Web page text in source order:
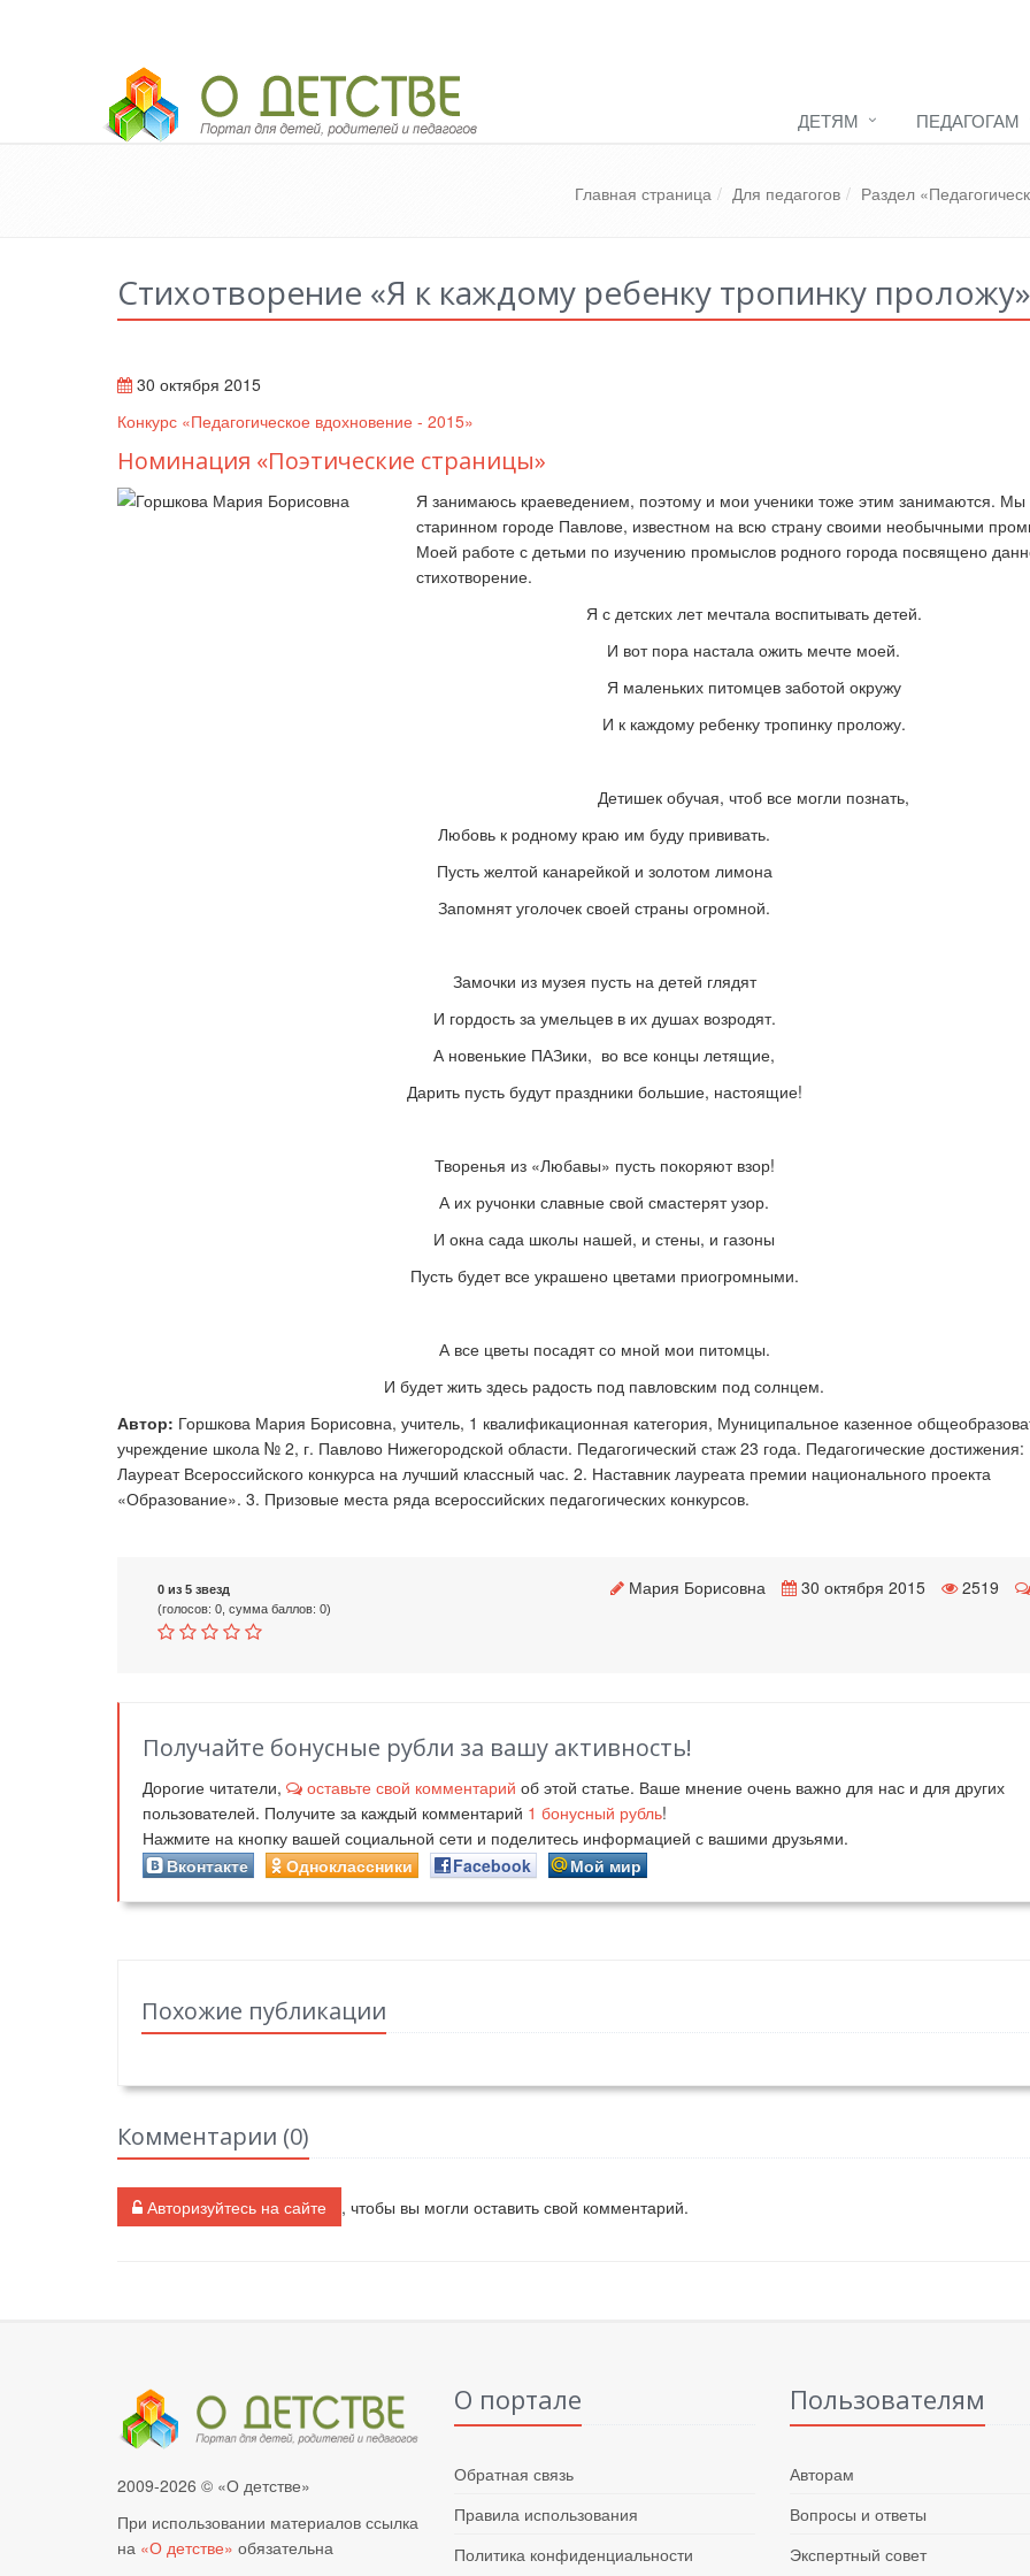
Педагогический портал «О детстве»
ДЕТЯМ
ПЕДАГОГАМ
Главная страница Для педагогов Раздел
Стихотворение «Я к каждому ребенку тропинку проложу»
30 октября 2015
Конкурс «Педагогическое вдохновение - 2015»
Номинация «Поэтические страницы»
Я занимаюсь краеведением, поэтому и мои ученики тоже этим занимаются.
старинном городе Павлове, известном на всю страну своими необычными
Моей работе с детьми по изучению промыслов родного города посвящено
стихотворение.
Я с детских лет мечтала воспитывать детей.
И вот пора настала ожить мечте моей.
Я маленьких питомцев заботой окружу
И к каждому ребенку тропинку проложу.
Детишек обучая, чтоб все могли познать,
Любовь к родному краю им буду прививать.
Пусть желтой канарейкой и золотом лимона
Запомнят уголочек своей страны огромной.
Замочки из музея пусть на детей глядят
И гордость за умельцев в их душах возродят.
А новенькие ПАЗики, во все концы летящие,
Дарить пусть будут праздники большие, настоящие!
Творенья из «Любавы» пусть покоряют взор!
А их ручонки славные свой смастерят узор.
И окна сада школы нашей, и стены, и газоны
Пусть будет все украшено цветами приогромными.
А все цветы посадят со мной мои питомцы.
И будет жить здесь радость под павловским под солнцем.
Автор: Горшкова Мария Борисовна, учитель, 1 квалификационная категория, Муниципальное казенное
учреждение школа № 2, г. Павлово Нижегородской области. Педагогический стаж 23 года. Педагогические достижения:
Лауреат Всероссийского конкурса на лучший классный час. 2. Наставник лауреата премии национального проекта
«Образование». 3. Призовые места ряда всероссийских педагогических конкурсов.
0 из 5 звезд
(голосов: 0, сумма баллов: 0)
Мария Борисовна 30 октября 2015 2519
Получайте бонусные рубли за вашу активность!
Дорогие читатели, оставьте свой комментарий об этой статье. Ваше мнение очень важно для нас и для других
пользователей. Получите за каждый комментарий 1 бонусный рубль!
Нажмите на кнопку вашей социальной сети и поделитесь информацией с вашими друзьями.
Вконтакте
Одноклассники Facebook Мой мир
Похожие публикации
Комментарии (0)
Авторизуйтесь на сайте , чтобы вы могли оставить свой комментарий.
конкурсов
для публикации
2009-2026 © «О детстве»
При использовании материалов ссылка
на «О детстве» обязательна
О портале
Обратная связь
Правила использования
Политика конфиденциальности
Пользователям
Авторам
Вопросы и ответы
Экспертный совет